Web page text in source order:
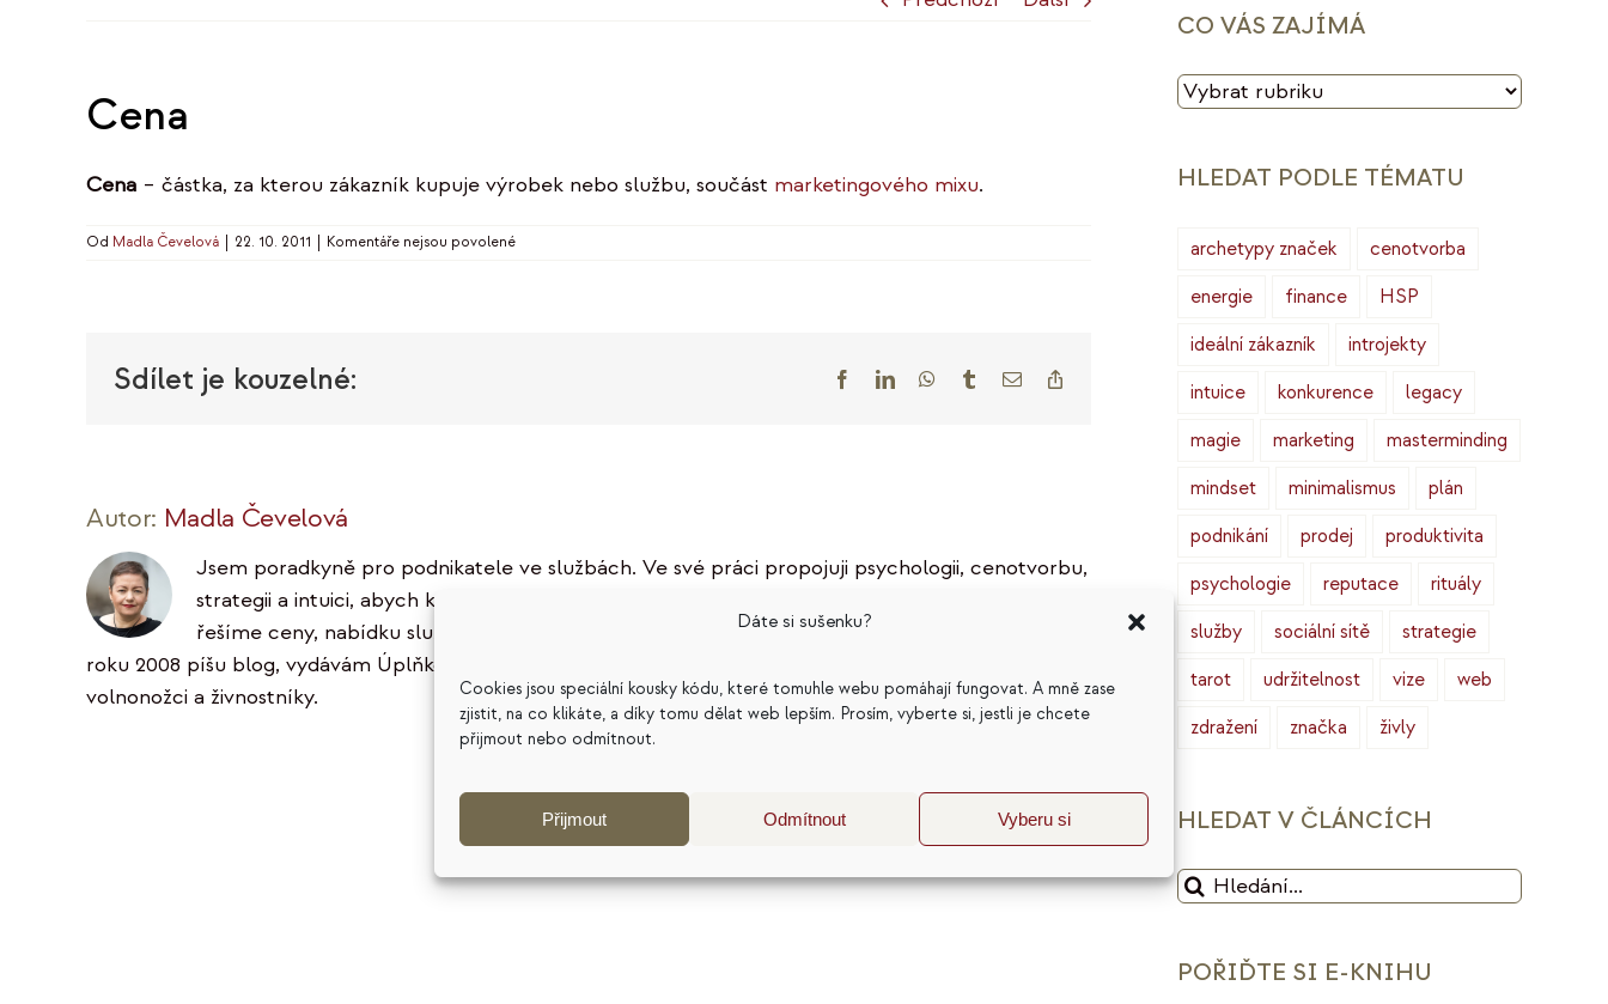
Dáte si sušenku?
Cookies jsou speciální kousky kódu, které tomuhle webu pomáhají fungovat. A mně zase
zjistit, na co klikáte, a díky tomu dělat web lepším. Prosím, vyberte si, jestli je chcete
přijmout nebo odmítnout.
Přijmout Odmítnout Vyberu si
Cena
Cena – částka, za kterou zákazník kupuje výrobek nebo službu, součást marketingového mixu.
Od Madla Čevelová 22. 10. 2011 Komentáře nejsou povolenéu
Sdílet je kouzelné: FacebookLinkedInWhatsApp
TumblrE-
Autor: Madla Čevelová
Jsem poradkyně pro podnikatele ve službách. Ve své práci propojuji psychologii, cenotvorbu,
strategii a intuici, abych klientům pomohla dělat lepší podnikatelská rozhodnutí. Nejčastěji
řešíme ceny, nabídku služeb, podnikatelský model a dlouhodobou udržitelnost podnikání. Od
roku 2008 píšu blog, vydávám Úplňkový zpravodaj a sdílím zkušenosti z více než 20 let práce s
volnonožci a živnostníky.
CO VÁS ZAJÍMÁ
CO
HLEDAT PODLE TÉMATU
archetypy značek
cenotvorba
energie
finance
HSP
ideální zákazník
introjekty
intuice
konkurence
legacy
magie
marketing
masterminding
mindset
minimalismus
plán
podnikání
prodej
produktivita
psychologie
reputace
rituály
služby
sociální sítě
strategie
tarot
udržitelnost vize
web
zdražení
značka živly
HLEDAT V ČLÁNCÍCH
Hledat:
POŘIĎTE SI E-KNIHU